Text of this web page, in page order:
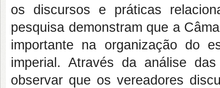
os discursos e práticas
pesquisa demonstram que a
importante na organização do
imperial. Através da análise
observar que os vereadores